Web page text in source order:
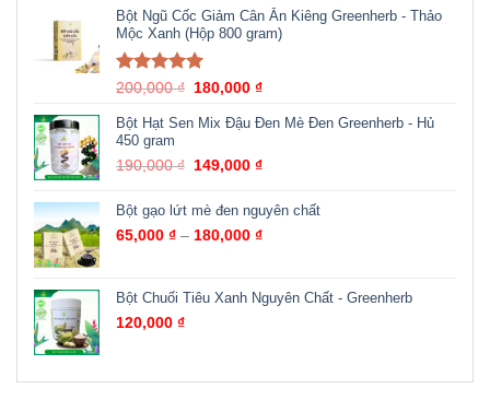
Bột Ngũ Cốc Giảm Cân Ăn Kiêng Greenherb - Thảo
Mộc Xanh (Hộp 800 gram)
Được xếp
sao
200,000₫ 180,000₫
Bột Hạt Sen Mix Đậu Đen Mè Đen Greenherb - Hủ
450 gram
190,000₫ 149,000₫
Bột gạo lứt mè đen nguyên chất
65,000 ₫ – 180,000 ₫
Bột Chuối Tiêu Xanh Nguyên Chất - Greenherb
120,000 ₫